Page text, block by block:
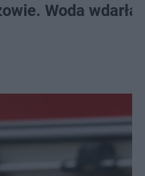
Woda